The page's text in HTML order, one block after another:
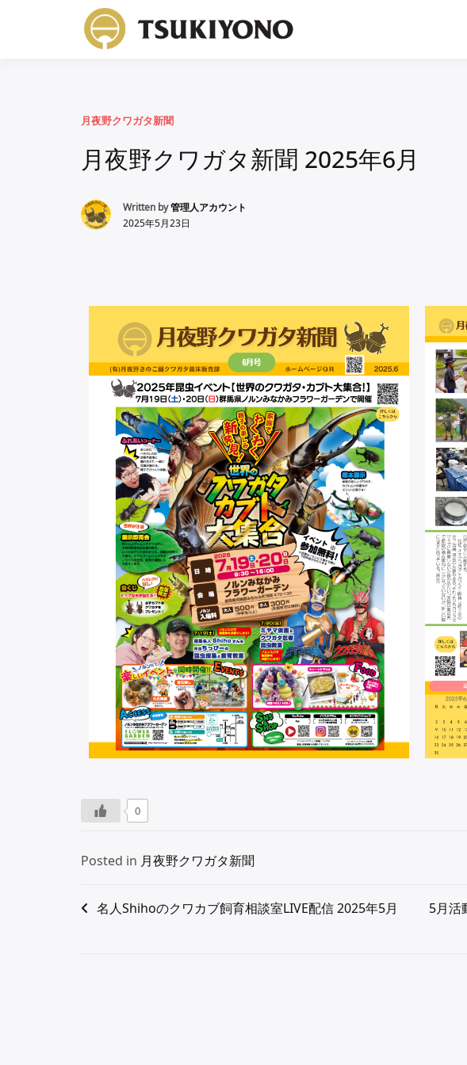
月夜野く
月夜野クワガタ新聞
月夜野クワガタ新聞 2025年6月
Written by管理人アカウント
2025年5月23日
0
Posted in 月夜野クワガタ新聞
名人Shihoのクワカブ飼育相談室LIVE配信 2025年5月
5月活